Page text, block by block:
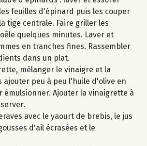
feuilles d'épinard puis les couper
tige centrale. Faire griller les
quelques minutes. Laver et
en tranches fines. Rassembler
dans un plat.
mélanger le vinaigre et la
ajouter peu à peu l'huile d'olive en
Ajouter la vinaigrette à
avec le yaourt de brebis, le jus
d'ail écrasées et le